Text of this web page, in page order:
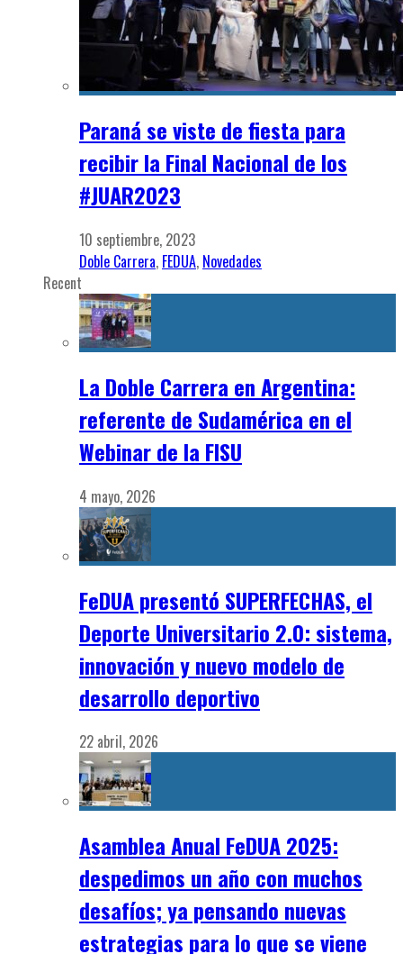
Paraná se viste de fiesta para
recibir la Final Nacional de los
#JUAR2023
10 septiembre, 2023
Doble Carrera, FEDUA, Novedades
Recent
La Doble Carrera en Argentina:
referente de Sudamérica en el
Webinar de la FISU
4 mayo, 2026
FeDUA presentó SUPERFECHAS, el
Deporte Universitario 2.0: sistema,
innovación y nuevo modelo de
desarrollo deportivo
22 abril, 2026
Asamblea Anual FeDUA 2025:
despedimos un año con muchos
desafíos; ya pensando nuevas
estrategias para lo que se viene